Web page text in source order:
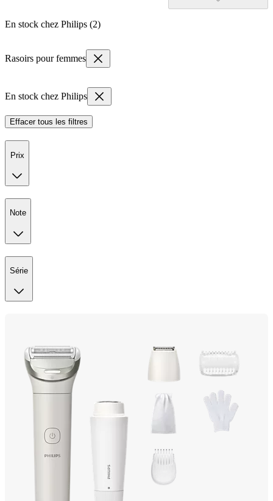
En stock chez Philips (2)
Rasoirs pour femmes
En stock chez Philips
Effacer tous les filtres
Prix
Note
Série